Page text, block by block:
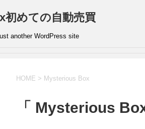
初めての自動売買
another WordPress site
HOME > Mysterious Box
「 Mysterious